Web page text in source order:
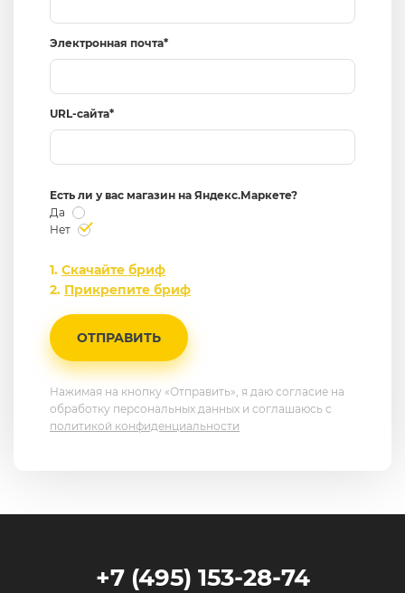
Электронная почта*
URL-сайта*
Есть ли у вас магазин на Яндекс.Маркете?
Да
Нет
1. Скачайте бриф
2. Прикрепите бриф
ОТПРАВИТЬ
Нажимая на кнопку «Отправить», я даю согласие на
обработку персональных данных и соглашаюсь c
политикой конфиденциальности
+7 (495) 153-28-74